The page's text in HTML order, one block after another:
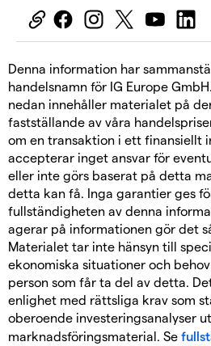
Denna information har
handelsnamn för IG Europe
nedan innehåller materialet på
fastställande av våra
om en transaktion i ett finansiellt
accepterar inget ansvar för
eller inte görs baserat på detta
detta kan få. Inga garantier ges
fullständigheten av denna
agerar på informationen gör det
Materialet tar inte hänsyn till
ekonomiska situationer och
person som får ta del av detta.
enlighet med rättsliga krav som
oberoende investeringsanalyser
marknadsföringsmaterial. Se